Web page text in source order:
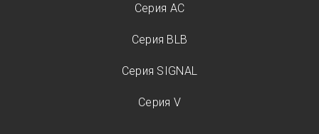
Серия AC
Серия BLB
Серия SIGNAL
Серия V